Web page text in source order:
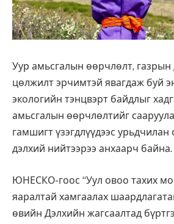
Уур амьсгалын өөрчлөлт, газрын
цөлжилт эрчимтэй явагдаж буй
экологийн тэнцвэрт байдлыг
амьсгалын өөрчлөлтийг
гамшигт үзэгдлүүдээс урьдчилан
дэлхий нийтээрээ анхаарч байна.
ЮНЕСКО-гоос “Уул овоо тахих
яаралтай хамгаалах
өвийн Дэлхийн жагсаалтад